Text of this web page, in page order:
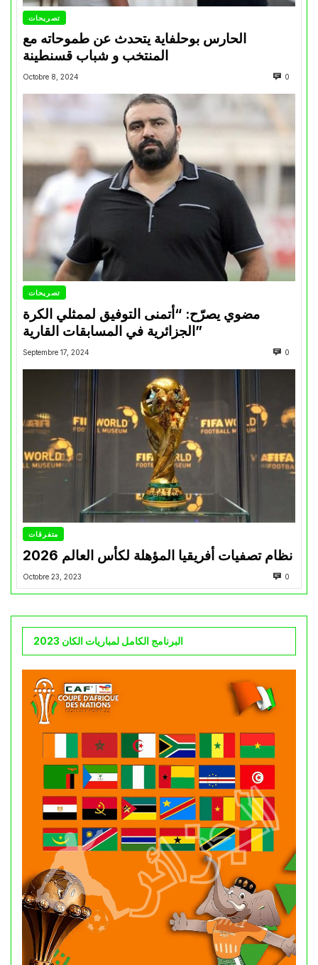
تصريحات
الحارس بوحلفاية يتحدث عن طموحاته مع
المنتخب و شباب قسنطينة
Octobre 8, 2024 0
تصريحات
مضوي يصرّح: “أتمنى التوفيق لممثلي الكرة
الجزائرية في المسابقات القارية”
Septembre 17, 2024 0
متفرقات
نظام تصفيات أفريقيا المؤهلة لكأس العالم 2026
Octobre 23, 2023 0
البرنامج الكامل لمباريات الكان 2023